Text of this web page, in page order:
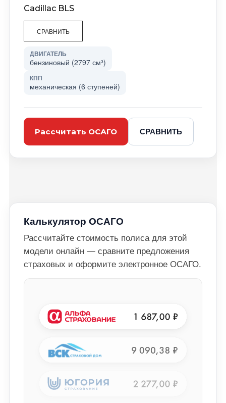
Cadillac BLS
СРАВНИТЬ
ДВИГАТЕЛЬ
бензиновый (2797 см³)
КПП
механическая (6 ступеней)
Рассчитать ОСАГО СРАВНИТЬ
Калькулятор ОСАГО
Рассчитайте стоимость полиса для этой
модели онлайн — сравните предложения
страховых и оформите электронное ОСАГО.